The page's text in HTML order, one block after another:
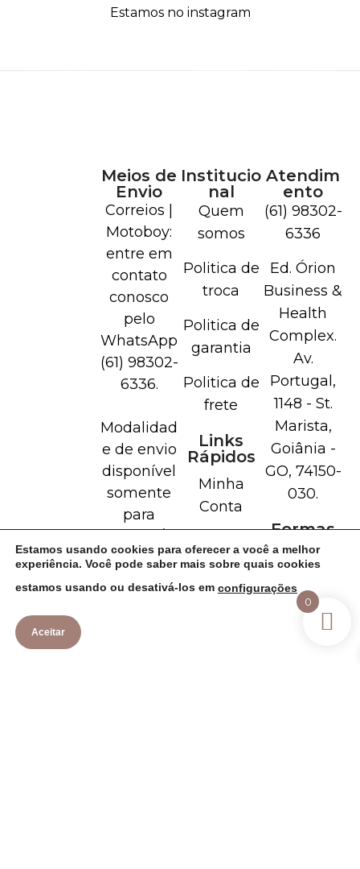
Estamos no instagram
Meios de
Envio
Correios |
Motoboy:
entre em
contato
conosco
pelo
WhatsApp
(61) 98302-
6336.
Modalidad
e de envio
disponível
somente
para
Goiânia/G
O.
Institucio
nal
Quem
somos
Politica de
troca
Politica de
garantia
Politica de
frete
Links
Rápidos
Minha
Conta
Ver todos
os
produtos
Atendim
ento
(61) 98302-
6336
Ed. Órion
Business &
Health
Complex.
Av.
Portugal,
1148 - St.
Marista,
Goiânia -
GO, 74150-
030.
Formas
de
Pagamen
Estamos usando cookies para oferecer a você a melhor
experiência. Você pode saber mais sobre quais cookies
estamos usando ou desativá-los em configurações
Aceitar
0